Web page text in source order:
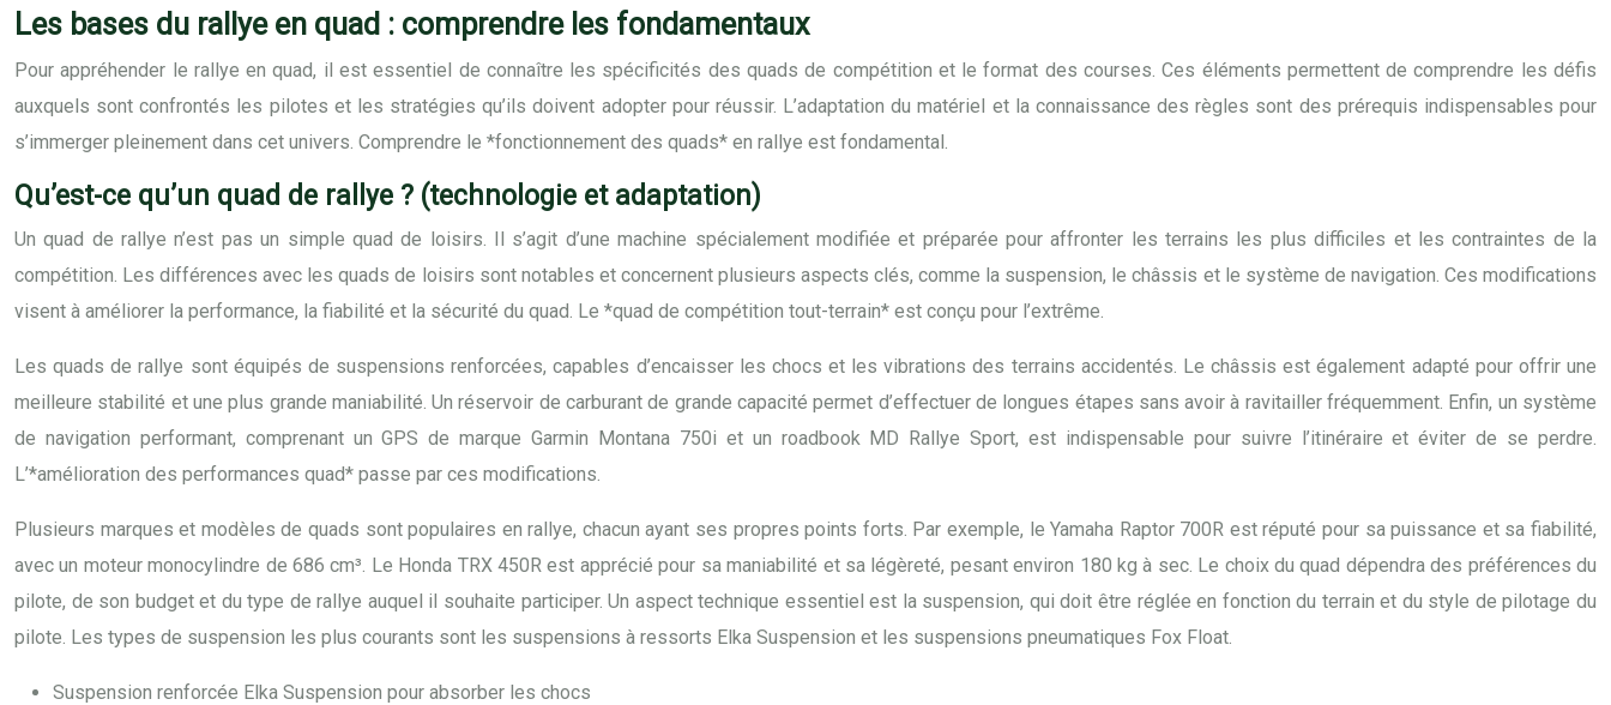
Les bases du rallye en quad : comprendre les fondamentaux
Pour appréhender le rallye en quad, il est essentiel de connaître les spécificités des quads de compétition et le format des courses. Ces éléments permettent de comprendre les défis
auxquels sont confrontés les pilotes et les stratégies qu’ils doivent adopter pour réussir. L’adaptation du matériel et la connaissance des règles sont des prérequis indispensables pour
s’immerger pleinement dans cet univers. Comprendre le *fonctionnement des quads* en rallye est fondamental.
Qu’est-ce qu’un quad de rallye ? (technologie et adaptation)
Un quad de rallye n’est pas un simple quad de loisirs. Il s’agit d’une machine spécialement modifiée et préparée pour affronter les terrains les plus difficiles et les contraintes de la
compétition. Les différences avec les quads de loisirs sont notables et concernent plusieurs aspects clés, comme la suspension, le châssis et le système de navigation. Ces modifications
visent à améliorer la performance, la fiabilité et la sécurité du quad. Le *quad de compétition tout-terrain* est conçu pour l’extrême.
Les quads de rallye sont équipés de suspensions renforcées, capables d’encaisser les chocs et les vibrations des terrains accidentés. Le châssis est également adapté pour offrir une
meilleure stabilité et une plus grande maniabilité. Un réservoir de carburant de grande capacité permet d’effectuer de longues étapes sans avoir à ravitailler fréquemment. Enfin, un système
de navigation performant, comprenant un GPS de marque Garmin Montana 750i et un roadbook MD Rallye Sport, est indispensable pour suivre l’itinéraire et éviter de se perdre.
L’*amélioration des performances quad* passe par ces modifications.
Plusieurs marques et modèles de quads sont populaires en rallye, chacun ayant ses propres points forts. Par exemple, le Yamaha Raptor 700R est réputé pour sa puissance et sa fiabilité,
avec un moteur monocylindre de 686 cm³. Le Honda TRX 450R est apprécié pour sa maniabilité et sa légèreté, pesant environ 180 kg à sec. Le choix du quad dépendra des préférences du
pilote, de son budget et du type de rallye auquel il souhaite participer. Un aspect technique essentiel est la suspension, qui doit être réglée en fonction du terrain et du style de pilotage du
pilote. Les types de suspension les plus courants sont les suspensions à ressorts Elka Suspension et les suspensions pneumatiques Fox Float.
Suspension renforcée Elka Suspension pour absorber les chocs